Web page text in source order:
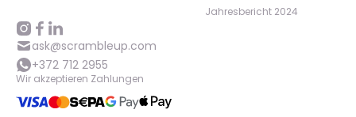
Jahresbericht 2024
ask@scrambleup.com
+372 712 2955
Wir akzeptieren Zahlungen